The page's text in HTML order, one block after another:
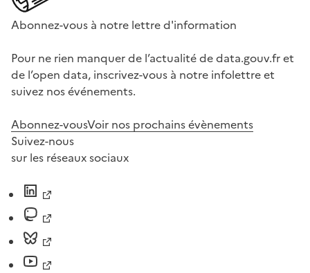
Abonnez-vous à notre lettre d'information
Pour ne rien manquer de l’actualité de data.gouv.fr et
de l’open data, inscrivez-vous à notre infolettre et
suivez nos événements.
Abonnez-vousVoir nos prochains évènements
Suivez-nous
sur les réseaux sociaux